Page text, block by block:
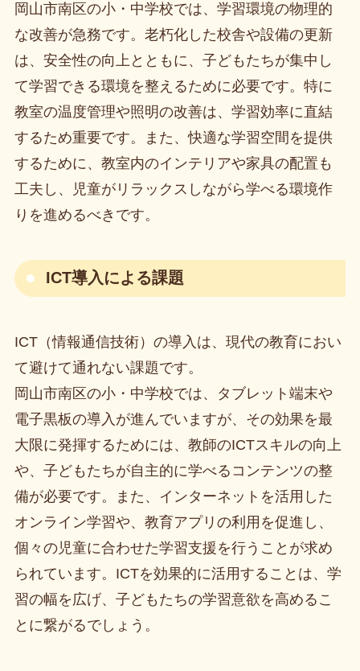
岡山市南区の小・中学校では、学習環境の物理的
な改善が急務です。老朽化した校舎や設備の更新
は、安全性の向上とともに、子どもたちが集中し
て学習できる環境を整えるために必要です。特に
教室の温度管理や照明の改善は、学習効率に直結
するため重要です。また、快適な学習空間を提供
するために、教室内のインテリアや家具の配置も
工夫し、児童がリラックスしながら学べる環境作
りを進めるべきです。
ICT導入による課題
ICT（情報通信技術）の導入は、現代の教育におい
て避けて通れない課題です。
岡山市南区の小・中学校では、タブレット端末や
電子黒板の導入が進んでいますが、その効果を最
大限に発揮するためには、教師のICTスキルの向上
や、子どもたちが自主的に学べるコンテンツの整
備が必要です。また、インターネットを活用した
オンライン学習や、教育アプリの利用を促進し、
個々の児童に合わせた学習支援を行うことが求め
られています。ICTを効果的に活用することは、学
習の幅を広げ、子どもたちの学習意欲を高めるこ
とに繋がるでしょう。